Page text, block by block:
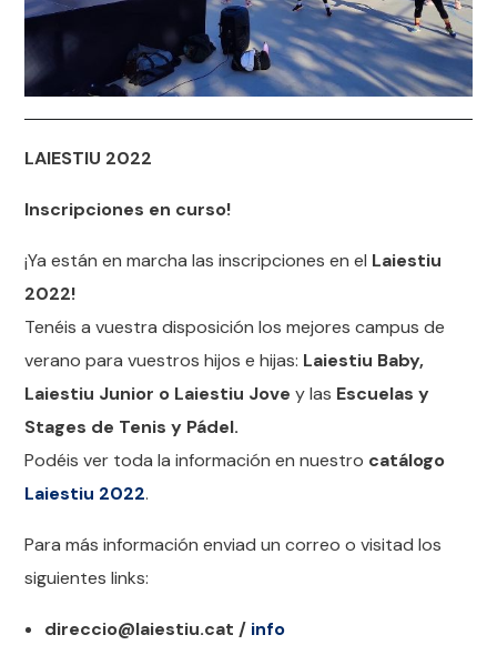
LAIESTIU 2022
Inscripciones en curso!
¡Ya están en marcha las inscripciones en el Laiestiu
2022!
Tenéis a vuestra disposición los mejores campus de
verano para vuestros hijos e hijas: Laiestiu Baby,
Laiestiu Junior o Laiestiu Jovey las Escuelas y
Stages de Tenis y Pádel.
Podéis ver toda la información en nuestro catálogo
Laiestiu 2022.
Para más información enviad un correo o visitad los
siguientes links:
direccio@laiestiu.cat / info